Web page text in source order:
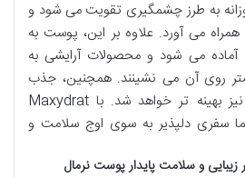
به طرز چشمگیری تقویت می شود و
می آورد. علاوه بر این، پوست به
آماده می شود و محصولات آرایشی به
روی آن می نشینند. همچنین، جذب
سایر محصولات مراقبتی نیز بهینه تر خواهد شد. با Maxydrat
سفری دلپذیر به سوی اوج سلامت و
و سلامت پایدار پوست نرمال